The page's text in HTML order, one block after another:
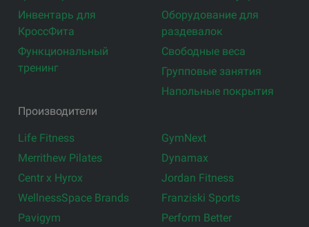
Инвентарь для
КроссФита
Функциональный
тренинг
Оборудование для
раздевалок
Свободные веса
Групповые занятия
Напольные покрытия
Производители
Life Fitness
Merrithew Pilates
Centr x Hyrox
WellnessSpace Brands
Pavigym
GymNext
Dynamax
Jordan Fitness
Franziski Sports
Perform Better